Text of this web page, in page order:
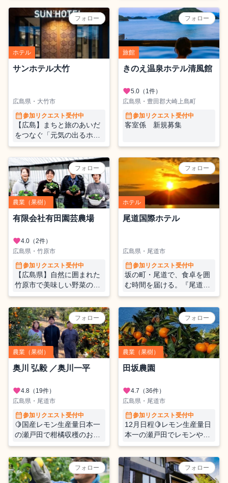
を一緒に～
フォロー
ホテル
サンホテル大竹
広島県・大竹市
calendar_month参加リクエスト受付中
【広島】まちと旅のあいだ
をつなぐ「元気の出るホテ
ル」ホテルの顔となる”サン
ホテル大竹”のフロントスタ
ッフ募集！🌙夜勤あり
フォロー
旅館
きのえ温泉ホテル清風館
favorite5.0 （1件）
広島県・豊田郡大崎上島町
calendar_month参加リクエスト受付中
客室係 新規募集
フォロー
農業（果樹）
有限会社有田園芸農場
favorite4.0 （2件）
広島県・竹原市
calendar_month参加リクエスト受付中
【広島県】自然に囲まれた
竹原市で美味しい野菜の苗
づくりをおてつだい
フォロー
ホテル
尾道国際ホテル
広島県・尾道市
calendar_month参加リクエスト受付中
坂の町・尾道で、食卓を囲
む時間を届ける。『尾道国
際ホテル』でレストラン接
客のおてつたび。
フォロー
農業（果樹）
奥川 弘毅 ／奥川一平
favorite4.8 （19件）
広島県・尾道市
calendar_month参加リクエスト受付中
🍋国産レモン生産量日本一
の瀬戸田で柑橘収穫のお手
伝いをしませんか？🍊
フォロー
農業（果樹）
田坂農園
favorite4.7 （36件）
広島県・尾道市
calendar_month参加リクエスト受付中
12月日程🍋レモン生産量日
本一の瀬戸田でレモンや柑
橘を収穫しませんか🍊
フォロー フォロー